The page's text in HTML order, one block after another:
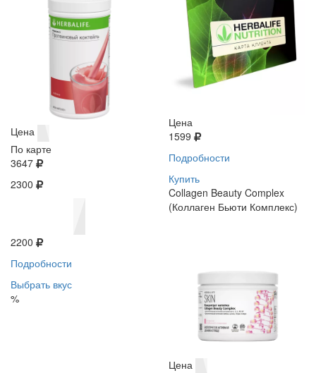
Цена
По карте
3647
2300
2200
Подробности
Выбрать вкус
%
Цена
1599
Подробности
Купить
Collagen Beauty Complex
(Коллаген Бьюти Комплекс)
Цена